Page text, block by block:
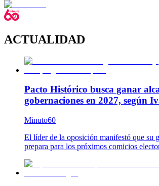
ACTUALIDAD
Pacto Histórico busca ganar
gobernaciones en 2027, según
Minuto60
El líder de la oposición manifestó que su
prepara para los próximos comicios